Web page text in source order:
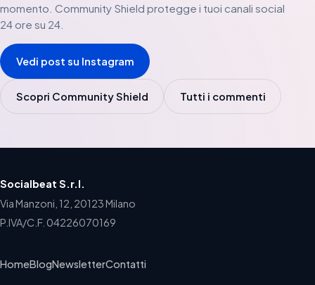
momento. Community Shield protegge i tuoi canali social
24 ore su 24.
Vedi post su Instagram
Scopri Community Shield Tutti i commenti
Socialbeat S.r.l.
Via Manzoni, 12, 20123 Milano
P.IVA/C.F. 04226070169
HomeBlogNewsletterContatti